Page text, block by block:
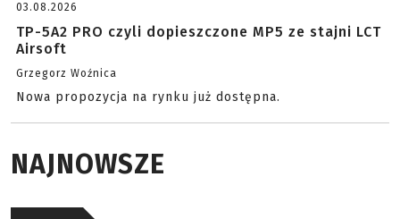
03.08.2026
TP-5A2 PRO czyli dopieszczone MP5 ze stajni LCT
Airsoft
Grzegorz Woźnica
Nowa propozycja na rynku już dostępna.
NAJNOWSZE